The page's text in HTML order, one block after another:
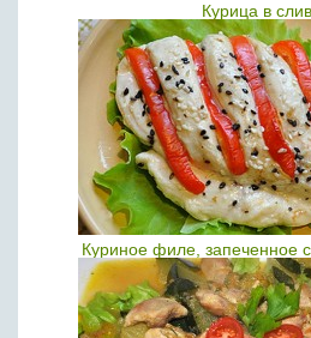
Курица в
Куриное филе, запеченное